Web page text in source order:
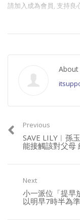
請加入成為會員, 支持良
Join this channel to get
請星電視飲茶https://
Previous
SAVE LILY︱孫
能接觸該對父母
Next
小一派位「提早
以明早7時半為